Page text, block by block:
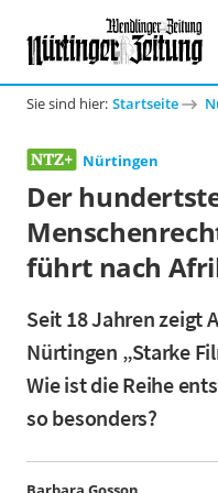
Sie sind hier: Startseite
Nürtingen
Der
führt nach
Seit 18 Jahren zeigt
Nürtingen „Starke
Wie ist die Reihe
so besonders?